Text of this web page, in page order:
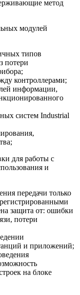
метод
модулей
типов
потери
контроллерами;
информации,
систем Industrial
для работы с
и
передачи только
защита от: ошибки
потери
и приложений;
на блоке